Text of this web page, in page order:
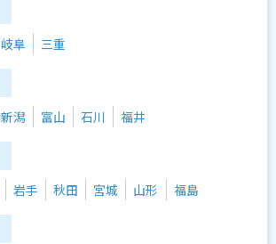
岐阜 三重
新潟 富山 石川 福井
岩手 秋田 宮城 山形 福島